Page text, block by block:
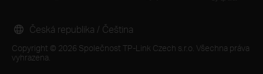
Copyright © 2026 Společnost TP-Link Czech s.r.o. Všechna práva
vyhrazena.
Česká republika / Čeština